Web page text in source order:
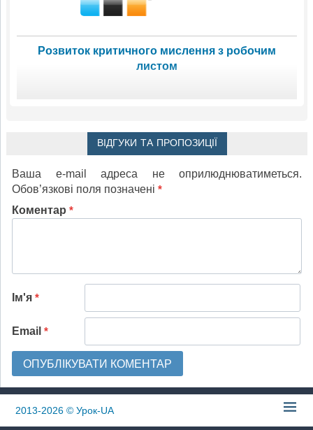
Розвиток критичного мислення з робочим
листом
ВІДГУКИ ТА ПРОПОЗИЦІЇ
Ваша e-mail адреса не оприлюднюватиметься.
Обов’язкові поля позначені *
Коментар *
Ім'я *
Email *
2013-2026© Урок-UA